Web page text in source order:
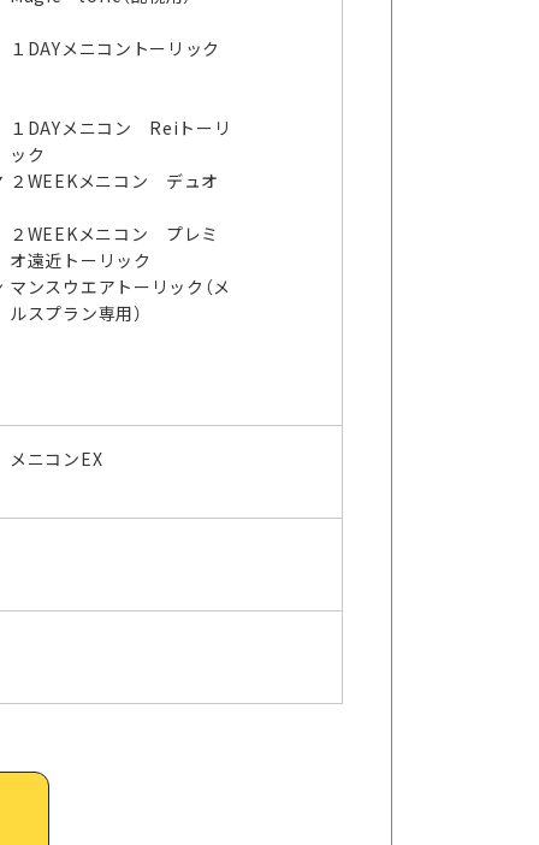
１DAYメニコントーリック
１DAYメニコン Reiトーリ
ック
２WEEKメニコン デュオ
２WEEKメニコン プレミ
オ遠近トーリック
マンスウエアトーリック（メ
ルスプラン専用）
メニコンEX